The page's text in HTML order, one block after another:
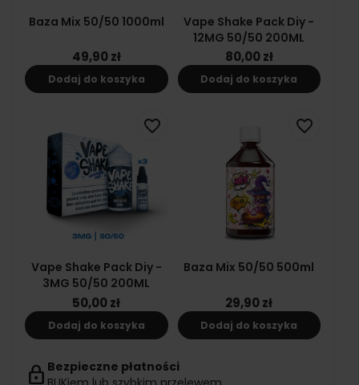
Baza Mix 50/50 1000ml
49,90 zł
Dodaj do koszyka
Vape Shake Pack Diy -
12MG 50/50 200ML
80,00 zł
Dodaj do koszyka
Vape Shake Pack Diy -
3MG 50/50 200ML
50,00 zł
Dodaj do koszyka
favorite_border
Baza Mix 50/50 500ml
29,90 zł
Dodaj do koszyka
favorite_border
lock Bezpieczne płatności